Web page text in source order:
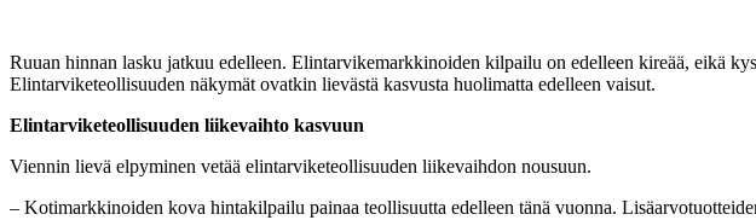
Ruuan hinnan lasku jatkuu edelleen. Elintarvikemarkkinoiden kilpailu on edelleen kireää, eikä
Elintarviketeollisuuden näkymät ovatkin lievästä kasvusta huolimatta edelleen vaisut.
Elintarviketeollisuuden liikevaihto kasvuun
Viennin lievä elpyminen vetää elintarviketeollisuuden liikevaihdon nousuun.
– Kotimarkkinoiden kova hintakilpailu painaa teollisuutta edelleen tänä vuonna.